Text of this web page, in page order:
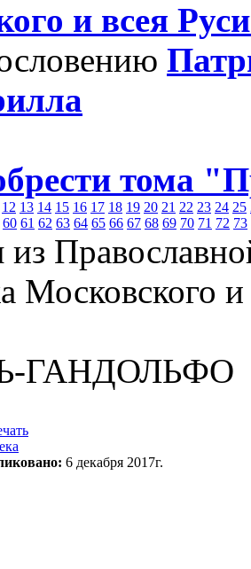
и всея
тома
12 13 14 15 16 17 18 19 20 21 22 23 24 25
60 61 62 63 64 65 66 67 68 69 70 71 72 73
из
Московского
ГАНДОЛЬФО
6 декабря 2017г.